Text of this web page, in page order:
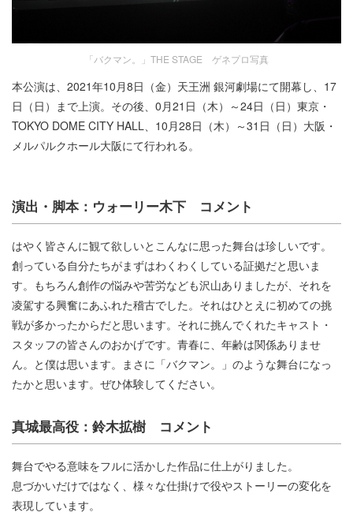
「バクマン。」THE STAGE ゲネプロ写真
本公演は、2021年10月8日（金）天王洲 銀河劇場にて開幕し、17
日（日）まで上演。その後、0月21日（木）～24日（日）東京・
TOKYO DOME CITY HALL、10月28日（木）～31日（日）大阪・
メルパルクホール大阪にて行われる。
演出・脚本：ウォーリー木下 コメント
はやく皆さんに観て欲しいとこんなに思った舞台は珍しいです。
創っている自分たちがまずはわくわくしている証拠だと思いま
す。もちろん創作の悩みや苦労なども沢山ありましたが、それを
凌駕する興奮にあふれた稽古でした。それはひとえに初めての挑
戦が多かったからだと思います。それに挑んでくれたキャスト・
スタッフの皆さんのおかげです。青春に、年齢は関係ありませ
ん。と僕は思います。まさに「バクマン。」のような舞台になっ
たかと思います。ぜひ体験してください。
真城最高役：鈴木拡樹 コメント
舞台でやる意味をフルに活かした作品に仕上がりました。
息づかいだけではなく、様々な仕掛けで役やストーリーの変化を
表現しています。